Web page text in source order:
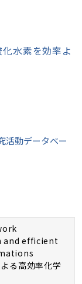
水素を効率よ
活動データベー
and efficient
る高効率化学